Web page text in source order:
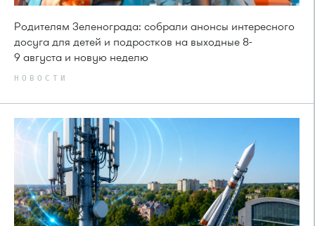
Родителям Зеленограда: собрали анонсы интересного
досуга для детей и подростков на выходные 8-
9 августа и новую неделю
НОВОСТИ